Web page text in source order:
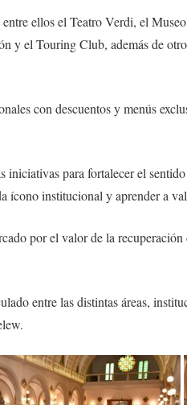
ellos el Teatro Verdi, el
el Touring Club, además de
con descuentos y menús
para fortalecer el
ícono institucional y aprender a
por el valor de la
entre las distintas áreas,